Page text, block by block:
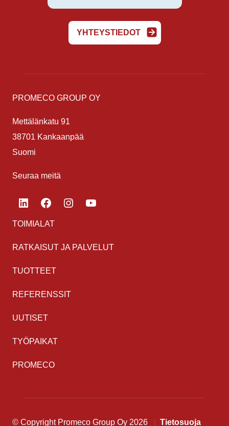
YHTEYSTIEDOT
PROMECO GROUP OY
Mettälänkatu 91
38701 Kankaanpää
Suomi
Seuraa meitä
LinkedInFacebook
TOIMIALAT
RATKAISUT JA PALVELUT
TUOTTEET
REFERENSSIT
UUTISET
TYÖPAIKAT
PROMECO
© Copyright Promeco Group Oy 2026 Tietosuoja